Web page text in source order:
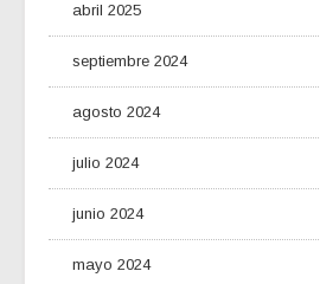
abril 2025
septiembre 2024
agosto 2024
julio 2024
junio 2024
mayo 2024